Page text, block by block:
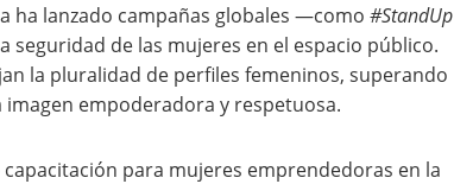
ha lanzado campañas globales —como #StandUp
de las mujeres en el espacio público.
la pluralidad de perfiles femeninos, superando
empoderadora y respetuosa.
para mujeres emprendedoras en la